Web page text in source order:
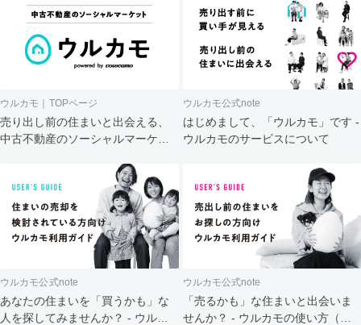
ウルカモ｜TOPページ
売り出し前の住まいと出会える、
中古不動産のソーシャルマーケッ
ウルカモ公式note
はじめまして、「ウルカモ」です -
ウルカモのサービスについて
ウルカモ公式note
あなたの住まいを「買うかも」な
人を探してみませんか？ - ウルカ
ウルカモ公式note
「売るかも」な住まいと出会いま
せんか？ - ウルカモの使い方（買